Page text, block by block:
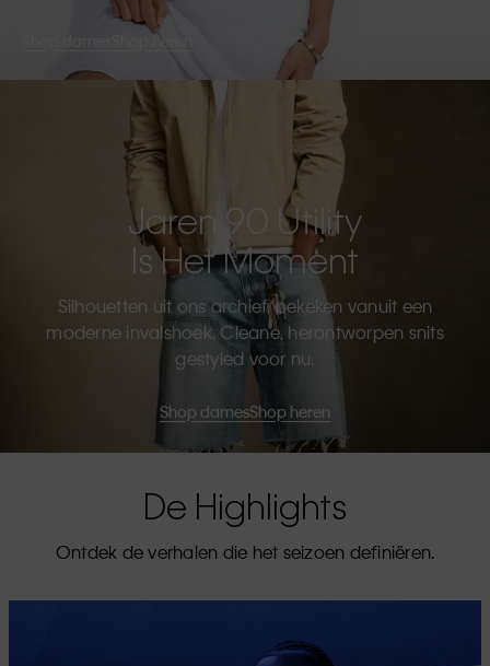
Shop heren
Jaren 90 Utility
Is Het Moment
Silhouetten uit ons archief, bekeken vanuit een
moderne invalshoek. Cleane, herontworpen snits
gestyled voor nu.
Shop damesShop heren
De Highlights
Ontdek de verhalen die het seizoen definiëren.